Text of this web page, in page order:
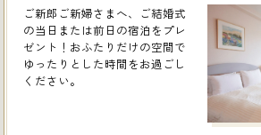
ご新郎ご新婦さまへ、ご結婚式
の当日または前日の宿泊をプレ
ゼント！おふたりだけの空間で
ゆったりとした時間をお過ごし
ください。